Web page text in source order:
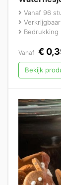
Vanaf 96
Vanaf €
Bekijk